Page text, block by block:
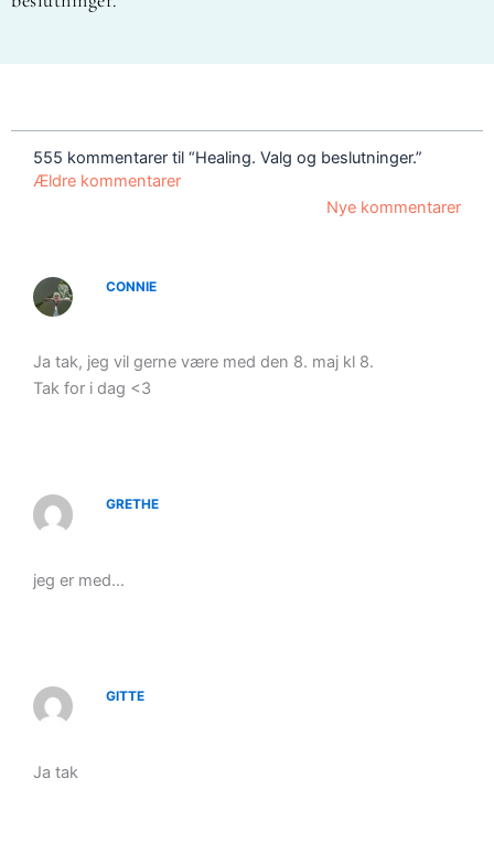
555 kommentarer til “Healing. Valg og beslutninger.”
Ældre kommentarer
Nye kommentarer
CONNIE
Ja tak, jeg vil gerne være med den 8. maj kl 8.
Tak for i dag <3
GRETHE
jeg er med…
GITTE
Ja tak